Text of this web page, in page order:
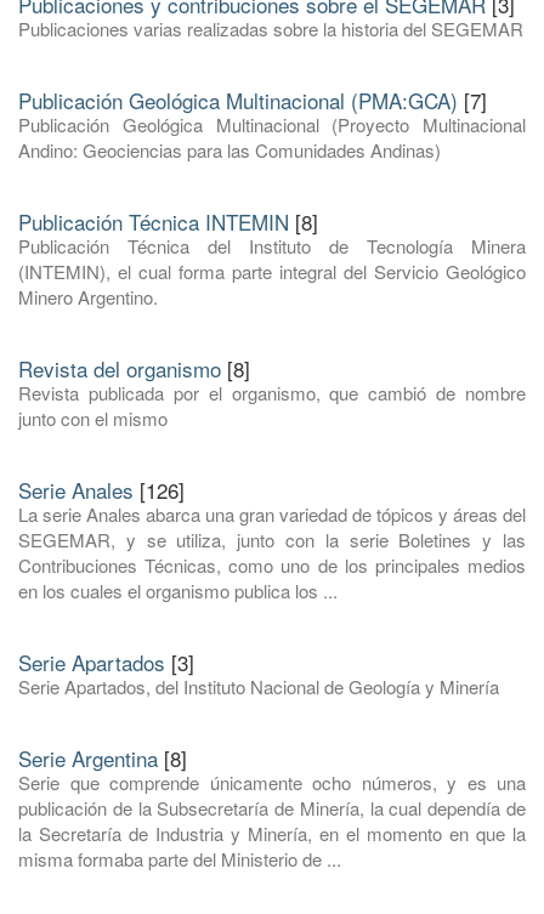
Publicaciones varias realizadas sobre la historia del SEGEMAR
Publicación Geológica Multinacional (PMA:GCA) [7]
Publicación Geológica Multinacional (Proyecto Multinacional
Andino: Geociencias para las Comunidades Andinas)
Publicación Técnica INTEMIN [8]
Publicación Técnica del Instituto de Tecnología Minera
(INTEMIN), el cual forma parte integral del Servicio Geológico
Minero Argentino.
Revista del organismo [8]
Revista publicada por el organismo, que cambió de nombre
junto con el mismo
Serie Anales [126]
La serie Anales abarca una gran variedad de tópicos y áreas del
SEGEMAR, y se utiliza, junto con la serie Boletines y las
Contribuciones Técnicas, como uno de los principales medios
en los cuales el organismo publica los ...
Serie Apartados [3]
Serie Apartados, del Instituto Nacional de Geología y Minería
Serie Argentina [8]
Serie que comprende únicamente ocho números, y es una
publicación de la Subsecretaría de Minería, la cual dependía de
la Secretaría de Industria y Minería, en el momento en que la
misma formaba parte del Ministerio de ...